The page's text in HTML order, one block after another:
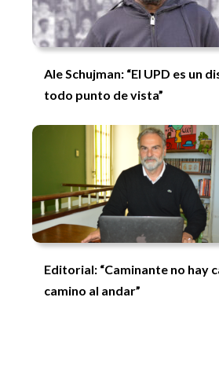
Ale Schujman: “El UPD es un
todo punto de vista”
Editorial: “Caminante no hay
camino al andar”